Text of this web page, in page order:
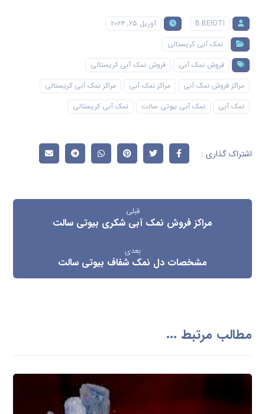
B.BEIOTI
آوریل ۲۵, ۲۰۲۳
نمک آبی کریستالی
فروش نمک آبی
فروش نمک آبی کریستالی
مراکز فروش نمک آبی
مراکز نمک آبی
مراکز نمک آبی کریستالی
نمک آبی
نمک آبی بیوتی سالت نمک آبی کریستالی
قبلی
مراکز فروش نمک آبی شکری بیوتی سالت
بعدی
مشخصات دل نمک شفاف بیوتی سالت
مطالب مرتبط ...